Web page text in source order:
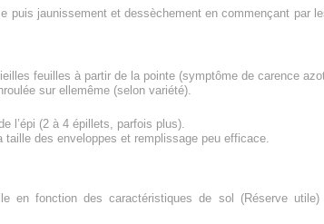
puis jaunissement et dessèchement en commençant par
feuilles à partir de la pointe (symptôme de carence
sur ellemême (selon variété).
l’épi (2 à 4 épillets, parfois plus).
des enveloppes et remplissage peu efficace.
en fonction des caractéristiques de sol (Réserve